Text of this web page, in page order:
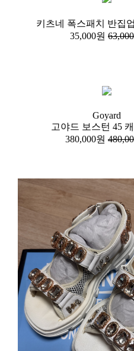
키츠네 폭스패치 반집
35,000원
Goyard
고야드 보스턴 45
380,000원